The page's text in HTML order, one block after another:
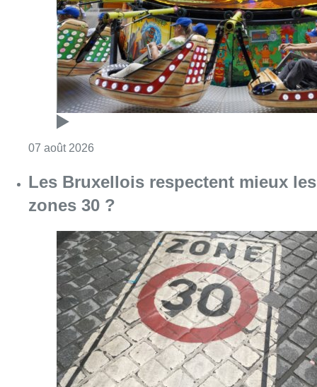
07 août 2026
Les Bruxellois respectent mieux les
zones 30 ?